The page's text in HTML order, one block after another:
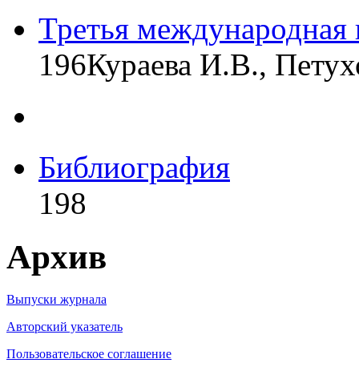
Третья
196Кураева И.В.,
Библиография
198
Архив
Выпуски журнала
Авторский указатель
Пользовательское соглашение